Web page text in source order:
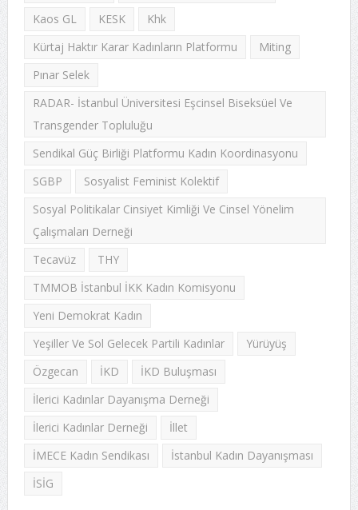
Kaos GL
KESK
Khk
Kürtaj Haktır Karar Kadınların Platformu
Miting
Pınar Selek
RADAR- İstanbul Üniversitesi Eşcinsel Biseksüel Ve
Transgender Topluluğu
Sendikal Güç Birliği Platformu Kadın Koordinasyonu
SGBP
Sosyalist Feminist Kolektif
Sosyal Politikalar Cinsiyet Kimliği Ve Cinsel Yönelim
Çalışmaları Derneği
Tecavüz
THY
TMMOB İstanbul İKK Kadın Komisyonu
Yeni Demokrat Kadın
Yeşiller Ve Sol Gelecek Partili Kadınlar
Yürüyüş
Özgecan
İKD
İKD Buluşması
İlerici Kadınlar Dayanışma Derneği
İlerici Kadınlar Derneği
İllet
İMECE Kadın Sendikası
İstanbul Kadın Dayanışması
İSİG